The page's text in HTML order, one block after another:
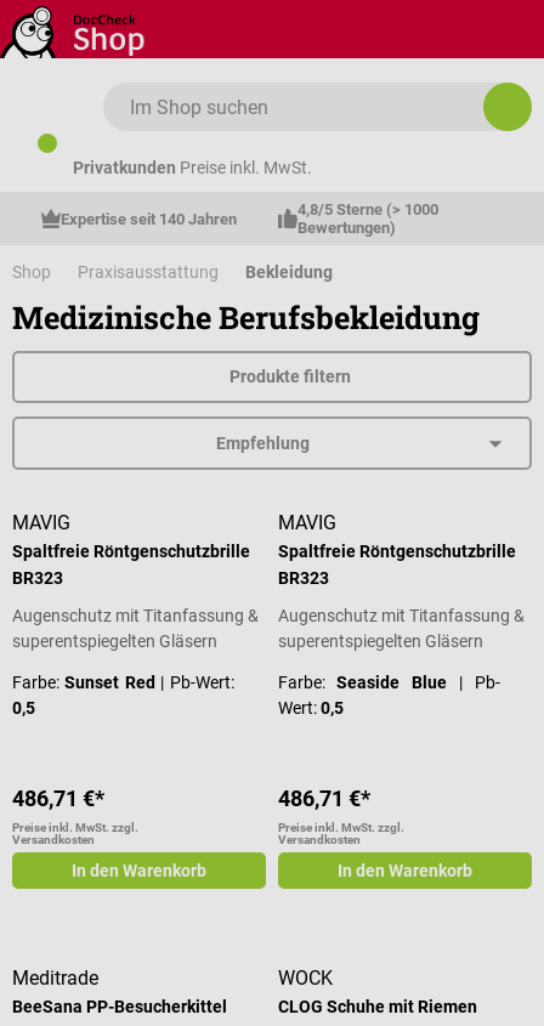
Zum Hauptinhalt springen
Privatkunden Preise inkl. MwSt.
Expertise seit 140 Jahren
4,8/5 Sterne (> 1000
Bewertungen)
Shop Praxisausstattung Bekleidung
Medizinische Berufsbekleidung
Produkte filtern
MAVIG
Spaltfreie Röntgenschutzbrille
BR323
Augenschutz mit Titanfassung &
superentspiegelten Gläsern
Farbe: Sunset Red | Pb-Wert:
0,5
486,71 €*
Preise inkl. MwSt. zzgl.
Versandkosten
In den Warenkorb
MAVIG
Spaltfreie Röntgenschutzbrille
BR323
Augenschutz mit Titanfassung &
superentspiegelten Gläsern
Farbe:Seaside Blue | Pb-
Wert:0,5
486,71 €*
Preise inkl. MwSt. zzgl.
Versandkosten
In den Warenkorb
Meditrade
BeeSana PP-Besucherkittel
WOCK
CLOG Schuhe mit Riemen